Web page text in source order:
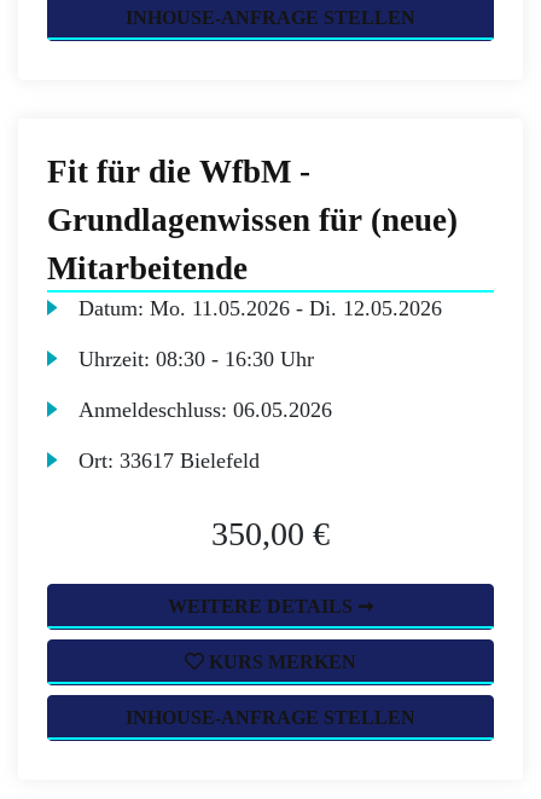
INHOUSE-ANFRAGE STELLEN
Fit für die WfbM -
Grundlagenwissen für (neue)
Mitarbeitende
Datum:Mo. 11.05.2026 -Di. 12.05.2026
Uhrzeit:08:30 - 16:30 Uhr
Anmeldeschluss:06.05.2026
Ort:33617 Bielefeld
350,00 €
WEITERE DETAILS ➞
KURS MERKEN
INHOUSE-ANFRAGE STELLEN